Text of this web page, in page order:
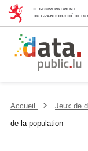
Accueil Jeux de
de la population